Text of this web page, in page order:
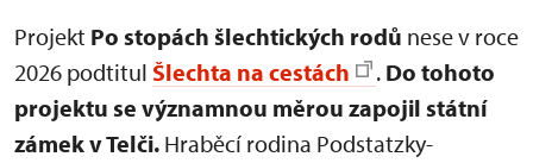
Projekt Po stopách šlechtických rodů nese v roce
2026 podtitul Šlechta na cestách . Do tohoto
projektu se významnou měrou zapojil státní
zámek v Telči. Hraběcí rodina Podstatzky-